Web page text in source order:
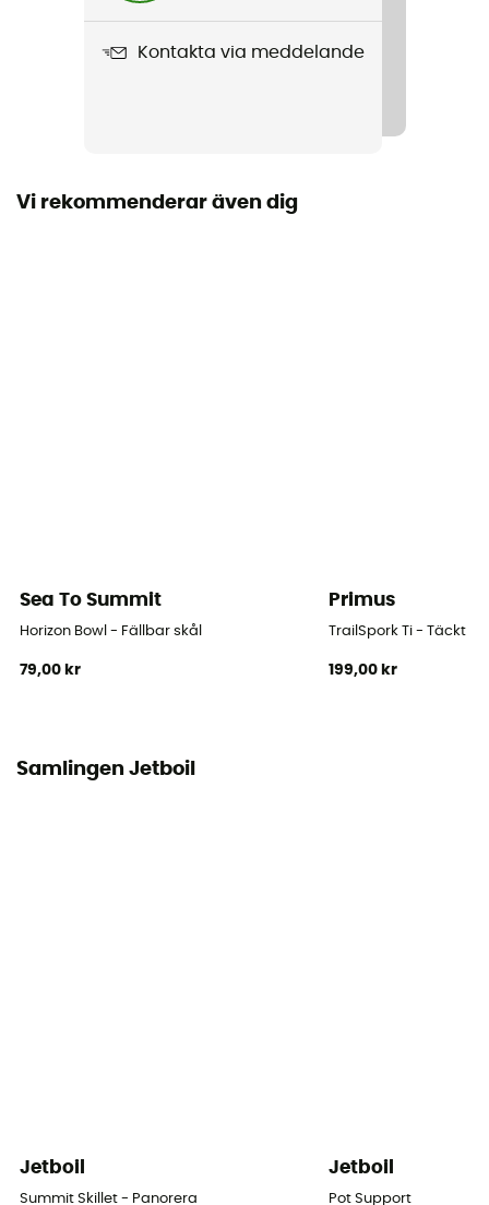
Kontakta via meddelande
Vi rekommenderar även dig
Sea To Summit
Horizon Bowl - Fällbar skål
79,00 kr
Primus
TrailSpork Ti - Täckt
199,00 kr
Samlingen Jetboil
Jetboil
Summit Skillet - Panorera
Jetboil
Pot Support